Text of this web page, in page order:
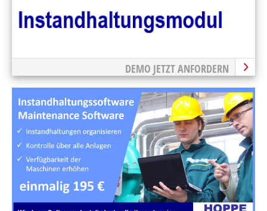
DEMO JETZT ANFORDERN